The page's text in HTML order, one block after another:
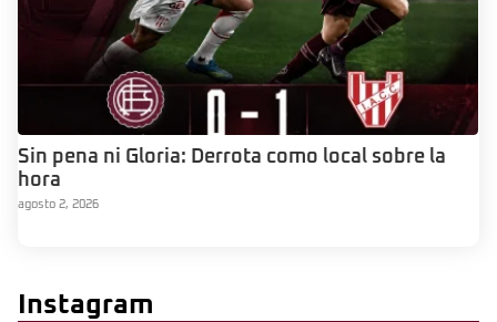
Sin pena ni Gloria: Derrota como local sobre la
hora
agosto 2, 2026
Instagram